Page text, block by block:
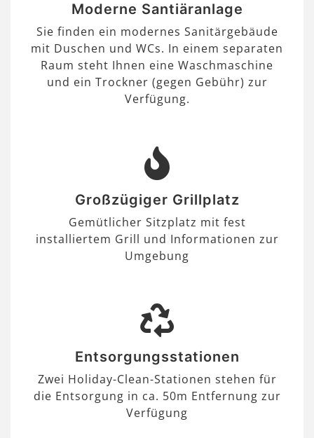
Moderne Santiäranlage
Sie finden ein modernes Sanitärgebäude
mit Duschen und WCs. In einem separaten
Raum steht Ihnen eine Waschmaschine
und ein Trockner (gegen Gebühr) zur
Verfügung.
Großzügiger Grillplatz
Gemütlicher Sitzplatz mit fest
installiertem Grill und Informationen zur
Umgebung
Entsorgungsstationen
Zwei Holiday-Clean-Stationen stehen für
die Entsorgung in ca. 50m Entfernung zur
Verfügung